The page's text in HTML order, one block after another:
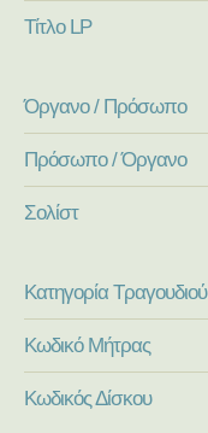
Τίτλο LP
Όργανο / Πρόσωπο
Πρόσωπο / Όργανο
Σολίστ
Κατηγορία Τραγουδιού
Κωδικό Μήτρας
Κωδικός Δίσκου